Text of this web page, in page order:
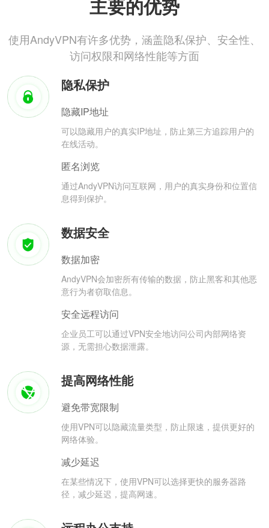
主要的优势
使用AndyVPN有许多优势，涵盖隐私保护、安全性、
访问权限和网络性能等方面
隐私保护
隐藏IP地址
可以隐藏用户的真实IP地址，防止第三方追踪用户的
在线活动。
匿名浏览
通过AndyVPN访问互联网，用户的真实身份和位置信
息得到保护。
数据安全
数据加密
AndyVPN会加密所有传输的数据，防止黑客和其他恶
意行为者窃取信息。
安全远程访问
企业员工可以通过VPN安全地访问公司内部网络资
源，无需担心数据泄露。
提高网络性能
避免带宽限制
使用VPN可以隐藏流量类型，防止限速，提供更好的
网络体验。
减少延迟
在某些情况下，使用VPN可以选择更快的服务器路
径，减少延迟，提高网速。